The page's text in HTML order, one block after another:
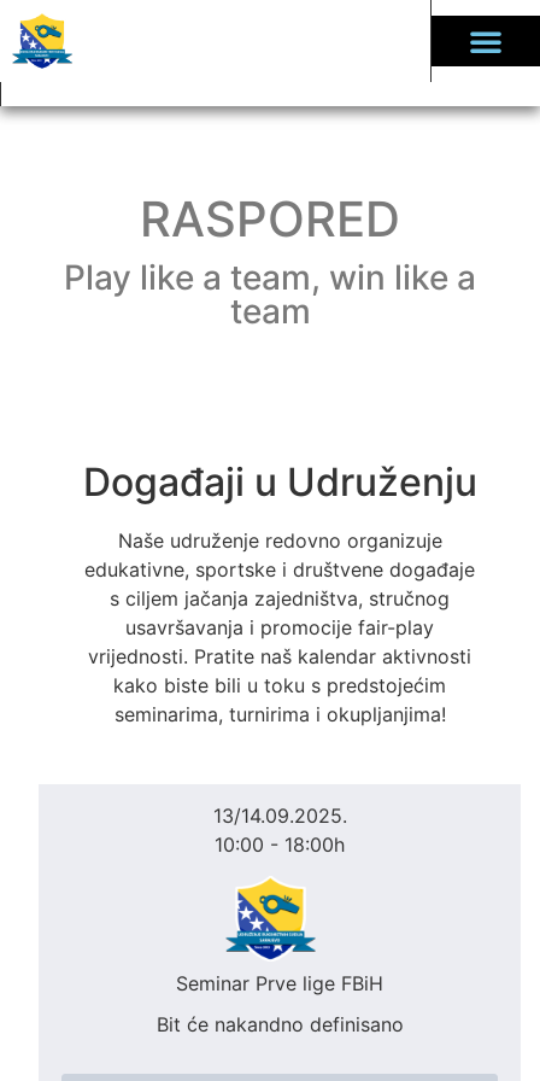
RASPORED
Play like a team, win like a
team
Događaji u Udruženju
Naše udruženje redovno organizuje
edukativne, sportske i društvene događaje
s ciljem jačanja zajedništva, stručnog
usavršavanja i promocije fair-play
vrijednosti. Pratite naš kalendar aktivnosti
kako biste bili u toku s predstojećim
seminarima, turnirima i okupljanjima!
13/14.09.2025.
10:00 - 18:00h
Seminar Prve lige FBiH
Bit će nakandno definisano